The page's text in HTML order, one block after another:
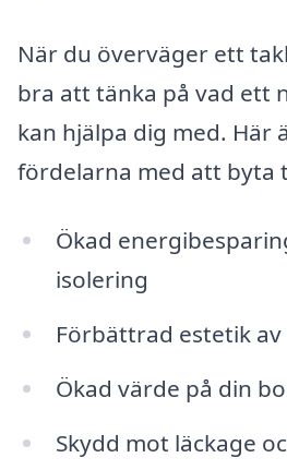
När du överväger ett
bra att tänka på vad ett
kan hjälpa dig med. Här
fördelarna med att byta
Ökad
isolering
Förbättrad estetik
Ökad värde på din
Skydd mot läckage